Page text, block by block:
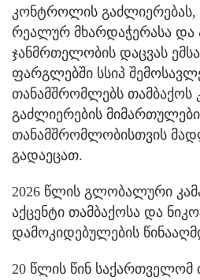
კონტროლის გაძლიერებას,
რეალურ მხარდაჭერასა და
ჯანმრთელობის დაცვას
ფარგლებში სსიპ
თანამშრომლებს
გაძლიერების
თანამშრომლობისთვის
გადაეცათ.
2026 წლის გლობალური
აქცენტი თამბაქოსა და
დამოკიდებულების
20 წლის წინ საქართველომ